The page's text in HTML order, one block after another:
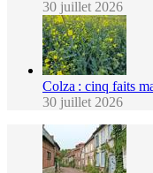
30 juillet 2026
Colza : cinq faits
30 juillet 2026